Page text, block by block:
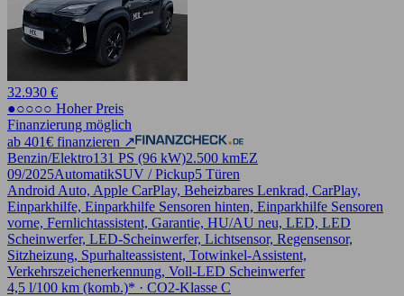
32.930 €
●○○○○ Hoher Preis
Finanzierung möglich
ab 401€ finanzieren ↗
Benzin/Elektro131 PS (96 kW)2.500 kmEZ
09/2025AutomatikSUV / Pickup5 Türen
Android Auto, Apple CarPlay, Beheizbares Lenkrad, CarPlay,
Einparkhilfe, Einparkhilfe Sensoren hinten, Einparkhilfe Sensoren
vorne, Fernlichtassistent, Garantie, HU/AU neu, LED, LED
Scheinwerfer, LED-Scheinwerfer, Lichtsensor, Regensensor,
Sitzheizung, Spurhalteassistent, Totwinkel-Assistent,
Verkehrszeichenerkennung, Voll-LED Scheinwerfer
4,5 l/100 km (komb.)* · CO2-Klasse C